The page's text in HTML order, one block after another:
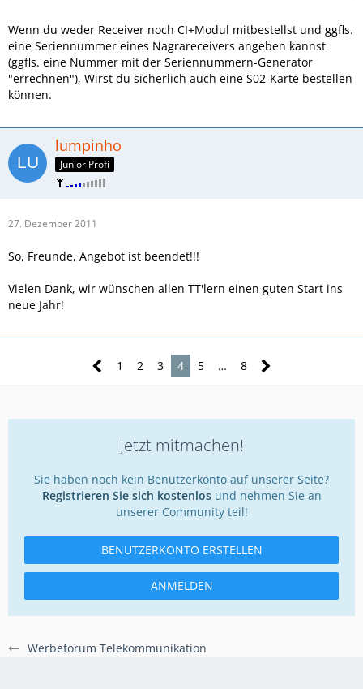
Werbeforum Telekommunikation
Wenn du weder Receiver noch CI+Modul mitbestellst und ggfls.
eine Seriennummer eines Nagrareceivers angeben kannst
(ggfls. eine Nummer mit der Seriennummern-Generator
"errechnen"), Wirst du sicherlich auch eine S02-Karte bestellen
können.
lumpinho
Junior Profi
27. Dezember 2011
So, Freunde, Angebot ist beendet!!!
Vielen Dank, wir wünschen allen TT'lern einen guten Start ins
neue Jahr!
1 2 3 4 5 … 8
Jetzt mitmachen!
Sie haben noch kein Benutzerkonto auf unserer Seite?
Registrieren Sie sich kostenlosund nehmen Sie an
unserer Community teil!
BENUTZERKONTO ERSTELLEN
ANMELDEN